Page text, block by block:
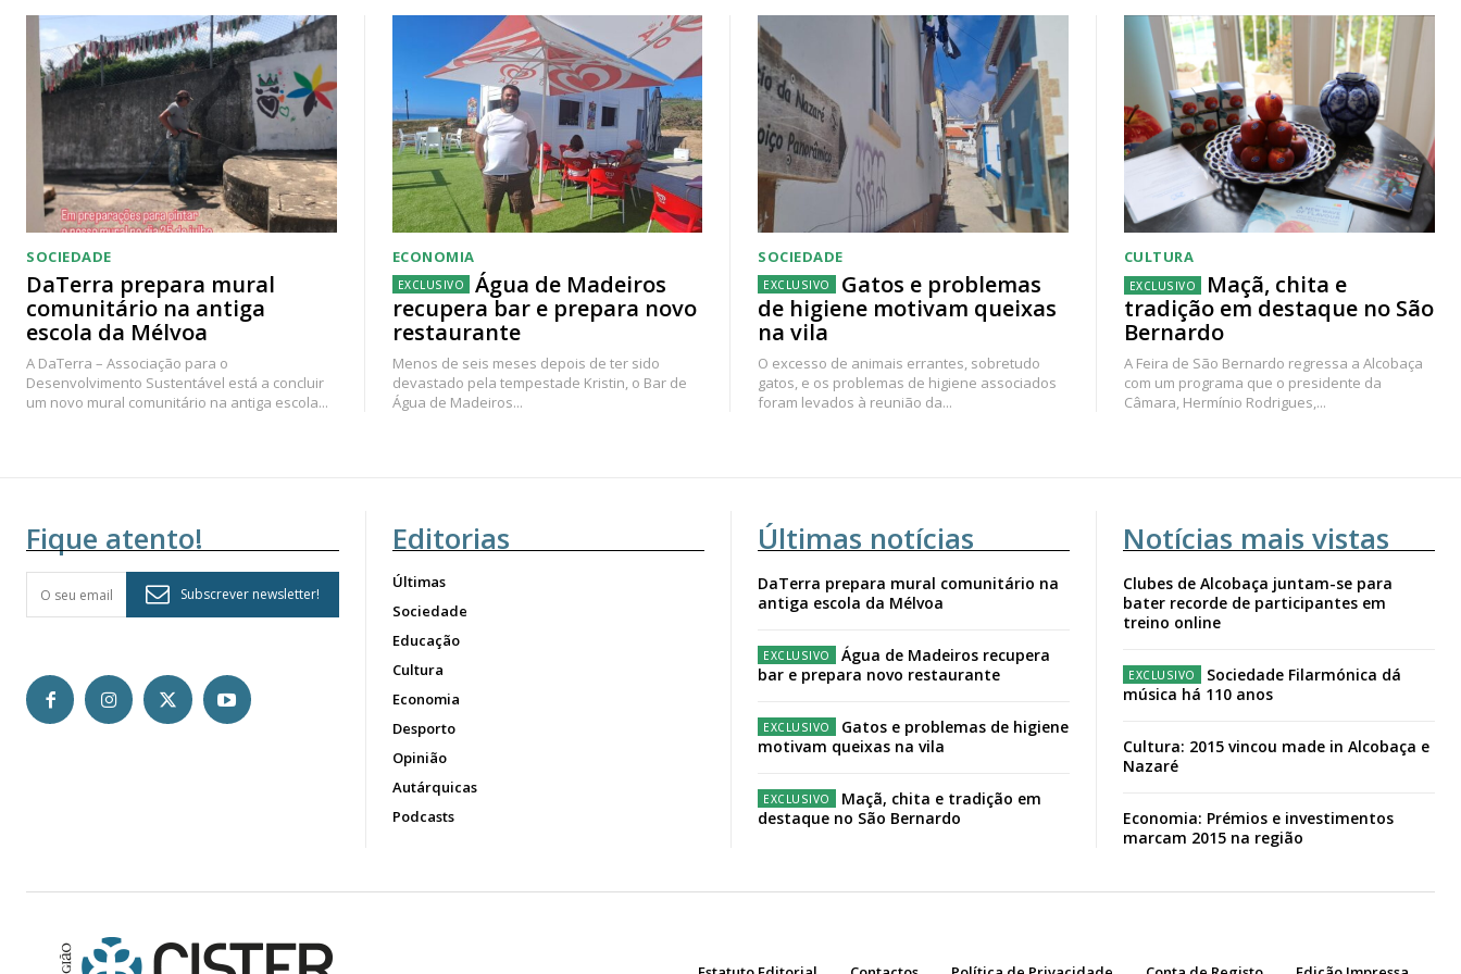
SOCIEDADE
DaTerra prepara mural
comunitário na antiga
escola da Mélvoa
A DaTerra – Associação para o
Desenvolvimento Sustentável está a concluir
um novo mural comunitário na antiga escola...
ECONOMIA
Água de Madeiros
recupera bar e prepara novo
restaurante
Menos de seis meses depois de ter sido
devastado pela tempestade Kristin, o Bar de
Água de Madeiros...
SOCIEDADE
Gatos e problemas
de higiene motivam queixas
na vila
O excesso de animais errantes, sobretudo
gatos, e os problemas de higiene associados
foram levados à reunião da...
CULTURA
Maçã, chita e
tradição em destaque no São
Bernardo
A Feira de São Bernardo regressa a Alcobaça
com um programa que o presidente da
Câmara, Hermínio Rodrigues,...
Fique atento!
Subscrever newsletter!
Editorias
Últimas
Sociedade
Educação
Cultura
Economia
Desporto
Opinião
Autárquicas
Podcasts
Últimas notícias
DaTerra prepara mural comunitário na
antiga escola da Mélvoa
Água de Madeiros recupera
bar e prepara novo restaurante
Gatos e problemas de higiene
motivam queixas na vila
Maçã, chita e tradição em
destaque no São Bernardo
Notícias mais vistas
Clubes de Alcobaça juntam-se para
bater recorde de participantes em
treino online
Sociedade Filarmónica dá
música há 110 anos
Cultura: 2015 vincou made in Alcobaça e
Nazaré
Economia: Prémios e investimentos
marcam 2015 na região